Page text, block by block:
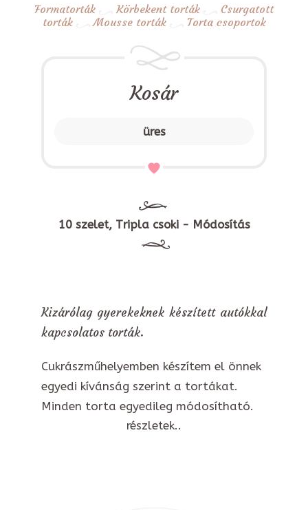
Formatorták Körbekent torták
Csurgatott
torták
Mousse torták Torta csoportok
Kosár
üres
10 szelet, Tripla csoki - Módosítás
Kizárólag gyerekeknek készített autókkal
kapcsolatos torták.
Cukrászműhelyemben készítem el önnek
egyedi kívánság szerint a tortákat.
Minden torta egyedileg módosítható.
részletek..